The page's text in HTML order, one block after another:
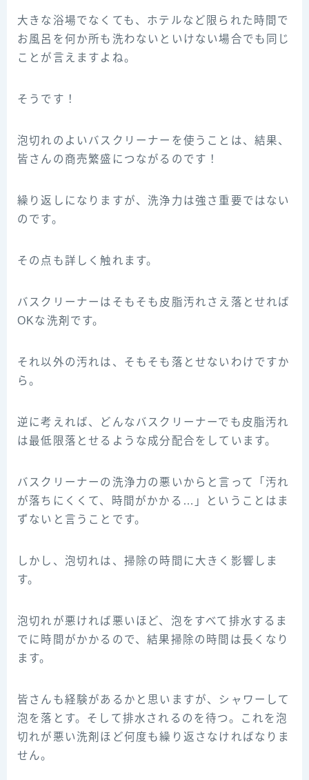
大きな浴場でなくても、ホテルなど限られた時間で
お風呂を何か所も洗わないといけない場合でも同じ
ことが言えますよね。
そうです！
泡切れのよいバスクリーナーを使うことは、結果、
皆さんの商売繁盛につながるのです！
繰り返しになりますが、洗浄力は強さ重要ではない
のです。
その点も詳しく触れます。
バスクリーナーはそもそも皮脂汚れさえ落とせれば
OKな洗剤です。
それ以外の汚れは、そもそも落とせないわけですか
ら。
逆に考えれば、どんなバスクリーナーでも皮脂汚れ
は最低限落とせるような成分配合をしています。
バスクリーナーの洗浄力の悪いからと言って「汚れ
が落ちにくくて、時間がかかる…」ということはま
ずないと言うことです。
しかし、泡切れは、掃除の時間に大きく影響しま
す。
泡切れが悪ければ悪いほど、泡をすべて排水するま
でに時間がかかるので、結果掃除の時間は長くなり
ます。
皆さんも経験があるかと思いますが、シャワーして
泡を落とす。そして排水されるのを待つ。これを泡
切れが悪い洗剤ほど何度も繰り返さなければなりま
せん。